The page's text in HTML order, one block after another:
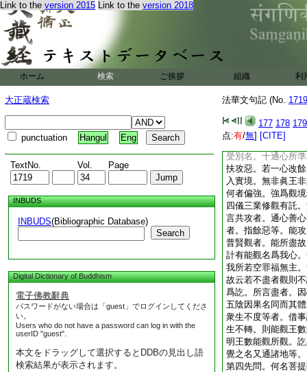
Link to the version 2015 Link to the version 2018
ホーム 検索 ご挨拶 組織 利
大正蔵検索
punctuation Hangul Eng
TextNo. Vol. Page
INBUDS
INBUDS(Bibliographic Database)
Search
Digital Dictionary of Buddhism
電子佛教辭典
パスワードがない場合は「guest」でログインしてくださ
い。
Users who do not have a password can log in with the
userID "guest".
本文をドラッグして選択するとDDBの見出し語
検索結果が表示されます。
法華文句記 (No.
177 178 179
点:有/無] [CITE]
大同其名義全不同
會。今此貴在從名
諸惡以成妙善。故
對人隨其行相。亦
乃至未受化來。以
善及通耶。十人各
心。本乃已成法王
道不同故也。言一
二論不同。今言相
次第相生。非但同
具諸數從信爲名。
受別名。十通心所
扶攻惡。若一心改
入實境。無非眞王
何者偏強。強爲觀
四儀三業修觀有託
言共攻者。通心善
者。指餘惡等。能
普賢觀者。能所盡
計有能觀名爲我心
我所若空罪福無主
故云若不盡者觀則
爲訖。所言盡者。
五陰因果名同而其
衆生不度等者。借
生不轉。則能觀王
明王數能觀所觀。
覺之名又通諸地等
第四先問。何名菩